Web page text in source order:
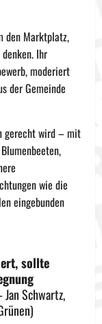
den Marktplatz,
Ihr
moderiert
der Gemeinde
gerecht wird – mit
wie die
eingebunden
sollte
Jan Schwartz,